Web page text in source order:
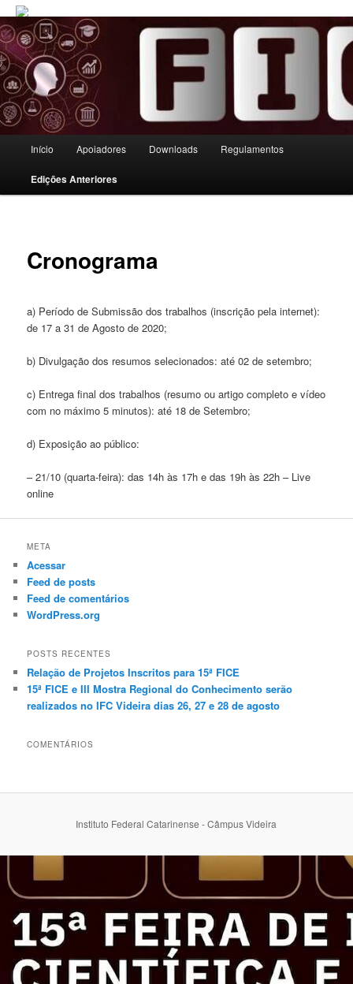
Pular para o conteúdo principal
Pular para o conteúdo secundário
Início Apoiadores Downloads Regulamentos
Edições Anteriores
Cronograma
a) Período de Submissão dos trabalhos (inscrição pela internet):
de 17 a 31 de Agosto de 2020;
b) Divulgação dos resumos selecionados: até 02 de setembro;
c) Entrega final dos trabalhos (resumo ou artigo completo e vídeo
com no máximo 5 minutos): até 18 de Setembro;
d) Exposição ao público:
– 21/10 (quarta-feira): das 14h às 17h e das 19h às 22h – Live
online
META
Acessar
Feed de posts
Feed de comentários
WordPress.org
POSTS RECENTES
Relação de Projetos Inscritos para 15ª FICE
15ª FICE e III Mostra Regional do Conhecimento serão
realizados no IFC Videira dias 26, 27 e 28 de agosto
COMENTÁRIOS
Instituto Federal Catarinense - Câmpus Videira